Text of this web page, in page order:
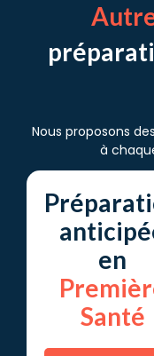
Nous proposons
à
en
Santé